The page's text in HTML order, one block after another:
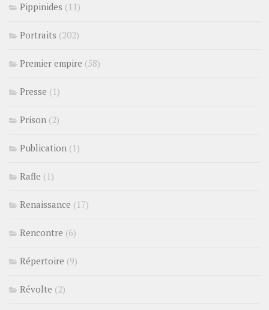
Pippinides (11)
Portraits (202)
Premier empire (58)
Presse (1)
Prison (2)
Publication (1)
Rafle (1)
Renaissance (17)
Rencontre (6)
Répertoire (9)
Révolte (2)